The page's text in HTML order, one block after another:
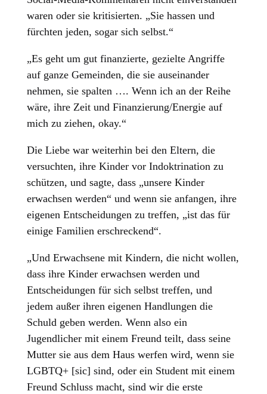
waren oder sie kritisierten. „Sie hassen und
fürchten jeden, sogar sich selbst.“
„Es geht um gut finanzierte, gezielte Angriffe
auf ganze Gemeinden, die sie auseinander
nehmen, sie spalten …. Wenn ich an der Reihe
wäre, ihre Zeit und Finanzierung/Energie auf
mich zu ziehen, okay.“
Die Liebe war weiterhin bei den Eltern, die
versuchten, ihre Kinder vor Indoktrination zu
schützen, und sagte, dass „unsere Kinder
erwachsen werden“ und wenn sie anfangen, ihre
eigenen Entscheidungen zu treffen, „ist das für
einige Familien erschreckend“.
„Und Erwachsene mit Kindern, die nicht wollen,
dass ihre Kinder erwachsen werden und
Entscheidungen für sich selbst treffen, und
jedem außer ihren eigenen Handlungen die
Schuld geben werden. Wenn also ein
Jugendlicher mit einem Freund teilt, dass seine
Mutter sie aus dem Haus werfen wird, wenn sie
LGBTQ+ [sic] sind, oder ein Student mit einem
Freund Schluss macht, sind wir die erste